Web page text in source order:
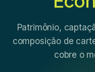
Patrimônio,
composição de
cobre o